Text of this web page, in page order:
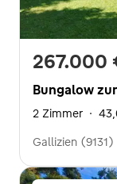
267.000
Bungalow
2 Zimmer ·
Gallizien (9131)